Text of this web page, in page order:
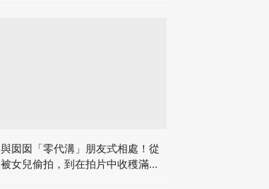
與囡囡「零代溝」朋友式相處！從
被女兒偷拍，到在拍片中收穫滿足